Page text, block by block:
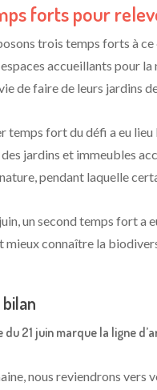
forts pour
trois temps forts à
accueillants pour
de faire de leurs jardins
temps fort du défi a eu lieu
jardins et immeubles
pendant laquelle
un second temps fort a
mieux connaître la
bilan
du 21 juin marque la ligne
nous reviendrons vers